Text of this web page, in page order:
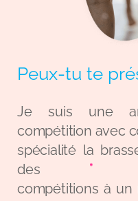
Peux-tu te
Je suis une
compétition avec
spécialité la
des
compétitions à un